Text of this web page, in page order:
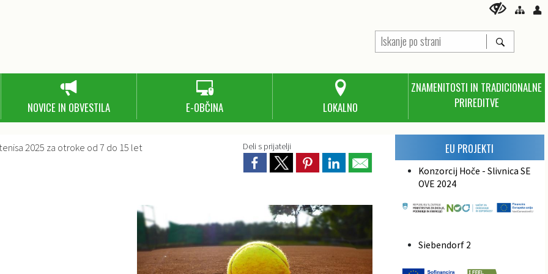
NOVICE IN OBVESTILA E-OBČINA LOKALNO
ZNAMENITOSTI IN TRADICIONALNE
PRIREDITVE
Deli s prijatelji
2025 za otroke od 7 do 15 let
EU PROJEKTI
Konzorcij Hoče - Slivnica SE
OVE 2024
Siebendorf 2